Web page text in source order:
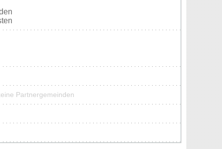
Partnergemeinden